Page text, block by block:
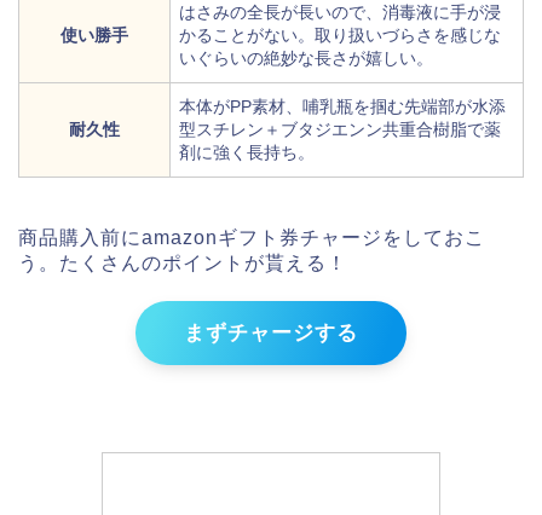
使い勝手
はさみの全長が長いので、消毒液に手が浸
かることがない。取り扱いづらさを感じな
いぐらいの絶妙な長さが嬉しい。
耐久性
本体がPP素材、哺乳瓶を掴む先端部が水添
型スチレン＋ブタジエンン共重合樹脂で薬
剤に強く長持ち。
商品購入前にamazonギフト券チャージをしておこ
う。たくさんのポイントが貰える！
まずチャージする